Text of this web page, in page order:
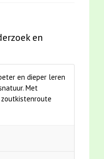
en
en dieper leren
Met